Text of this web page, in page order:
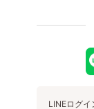
LINEログ